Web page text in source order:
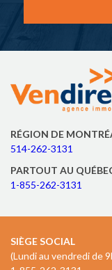
RÉGION DE
514-262-3131
PARTOUT AU
1-855-262-3131
SIÈGE SOCIAL
(Lundi au vendredi de